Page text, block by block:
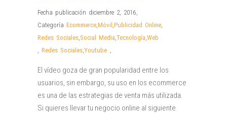
Fecha publicación diciembre 2, 2016,
Categoría Ecommerce,Móvil ,Publicidad Online,
Redes Sociales,Social Media,Tecnología,Web
, Redes Sociales,Youtube ,
El vídeo goza de gran popularidad entre los
usuarios, sin embargo, su uso en los ecommerce
es una de las estrategias de venta más utilizada.
Si quieres llevar tu negocio online al siguiente